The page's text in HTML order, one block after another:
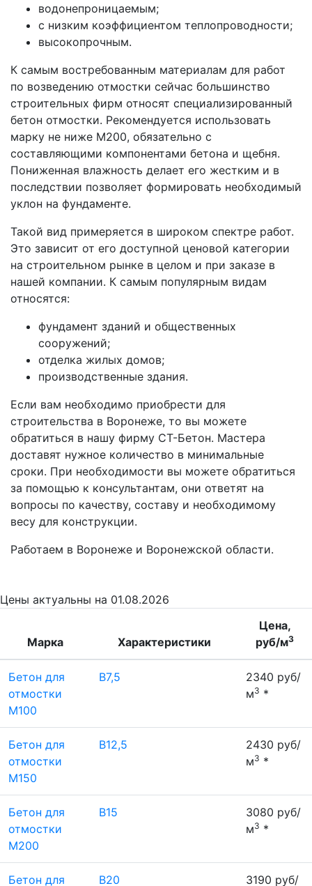
водонепроницаемым;
с низким коэффициентом теплопроводности;
высокопрочным.
К самым востребованным материалам для работ
по возведению отмостки сейчас большинство
строительных фирм относят специализированный
бетон отмостки. Рекомендуется использовать
марку не ниже М200, обязательно с
составляющими компонентами бетона и щебня.
Пониженная влажность делает его жестким и в
последствии позволяет формировать необходимый
уклон на фундаменте.
Такой вид примеряется в широком спектре работ.
Это зависит от его доступной ценовой категории
на строительном рынке в целом и при заказе в
нашей компании. К самым популярным видам
относятся:
фундамент зданий и общественных
сооружений;
отделка жилых домов;
производственные здания.
Если вам необходимо приобрести для
строительства в Воронеже, то вы можете
обратиться в нашу фирму СТ-Бетон. Мастера
доставят нужное количество в минимальные
сроки. При необходимости вы можете обратиться
за помощью к консультантам, они ответят на
вопросы по качеству, составу и необходимому
весу для конструкции.
Работаем в Воронеже и Воронежской области.
Цены актуальны на 01.08.2026
Марка Характеристики
Цена,
руб/м3
Бетон для
отмостки
М100
В7,5
2340 руб/
м3 *
Бетон для
отмостки
М150
В12,5
2430 руб/
м3 *
Бетон для
отмостки
М200
В15
3080 руб/
м3 *
Бетон для
В20
3190 руб/